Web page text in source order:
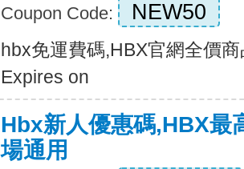
Coupon Code: NEW50
hbx免運費碼,HBX官網全價
Expires on
Hbx新人優惠碼,HBX最
場通用